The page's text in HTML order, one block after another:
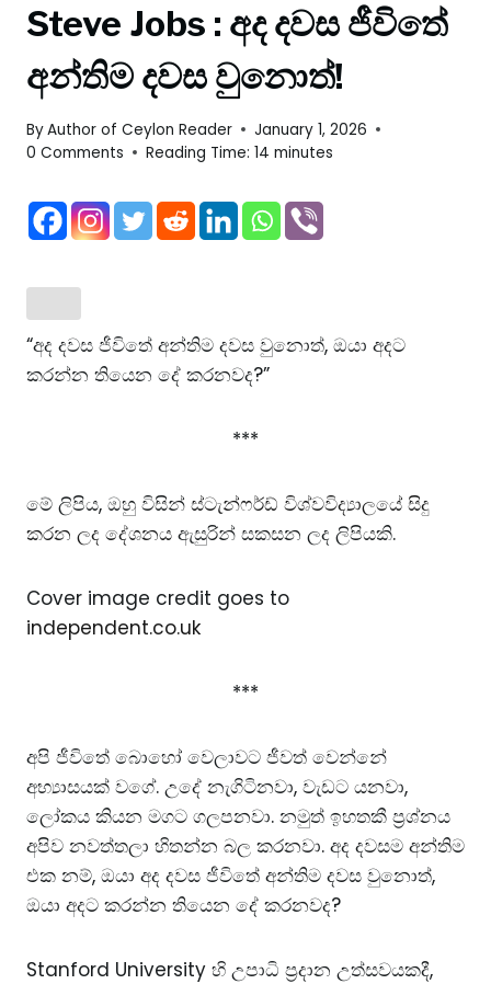
Steve Jobs : අද දවස ජීවිතේ
අන්තිම දවස වුනොත්!
ByAuthor of Ceylon Reader
January 1, 2026
0 Comments
Reading Time: 14 minutes
“අද දවස ජීවිතේ අන්තිම දවස වුනොත්, ඔයා අදට
කරන්න තියෙන දේ කරනවද?”
***
මේ ලිපිය, ඔහු විසින් ස්ටැන්ෆර්ඩ් විශ්වවිද්‍යාලයේ සිදු
කරන ලද දේශනය ඇසුරින් සකසන ලද ලිපියකි.
Cover image credit goes to
independent.co.uk
***
අපි ජීවිතේ බොහෝ වෙලාවට ජීවත් වෙන්නේ
අභ්‍යාසයක් වගේ. උදේ නැගිටිනවා, වැඩට යනවා,
ලෝකය කියන මගට ගලපනවා. නමුත් ඉහතකී ප්‍රශ්නය
අපිව නවත්තලා හිතන්න බල කරනවා. අද දවසම අන්තිම
එක නම්, ඔයා අද දවස ජීවිතේ අන්තිම දවස වුනොත්,
ඔයා අදට කරන්න තියෙන දේ කරනවද?
Stanford University හි උපාධි ප්‍රදාන උත්සවයකදී,